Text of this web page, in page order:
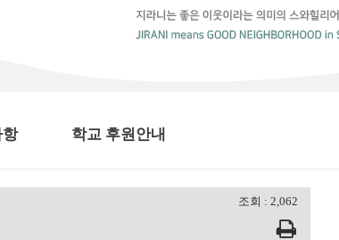
항 학교 후원안내
조회 : 2,062